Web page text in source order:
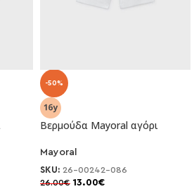
-50%
Βερμούδα Mayoral αγόρι
Mayoral
SKU: 26-00242-086
26.00€ 13.00€